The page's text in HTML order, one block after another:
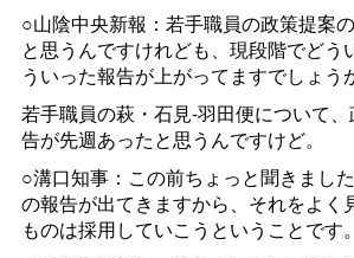
○山陰中央新報：若手職員の政策提案
と思うんですけれども、現段階でどう
ういった報告が上がってますでしょう
若手職員の萩・石見-羽田便について
告が先週あったと思うんですけど。
○溝口知事：この前ちょっと聞きまし
の報告が出てきますから、それをよく
ものは採用していこうということです。